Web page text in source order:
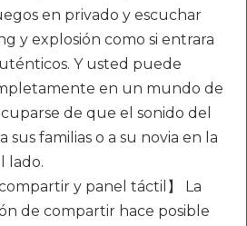
en privado y escuchar
y explosión como si entrara
Y usted puede
en un mundo de
de que el sonido del
sus familias o a su novia en la
lado.
y panel táctil】 La
de compartir hace posible